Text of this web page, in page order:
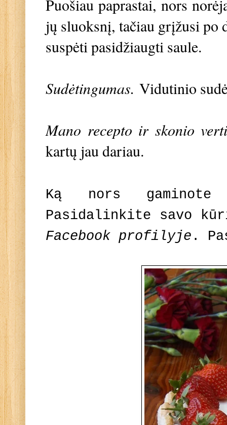
Puošiau paprastai, nors
jų sluoksnį, tačiau grįžusi po
suspėti pasidžiaugti saule.
Sudėtingumas. Vidutinio
Mano recepto ir skonio
kartų jau dariau.
Ką nors
Pasidalinkite savo
Facebook profilyje .